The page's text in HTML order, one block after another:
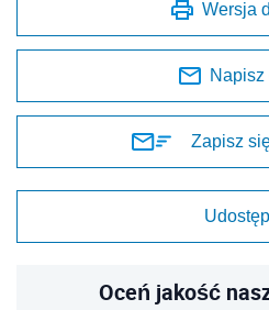
Wersja
Napisz
Zapisz
Oceń jakość